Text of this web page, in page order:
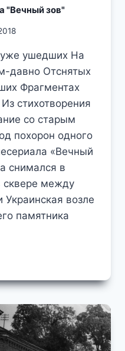
"Вечный зов"
ушедших На
давно Отснятых
Фрагментах
стихотворения
со старым
похорон одного
«Вечный
снимался в
сквере между
возле
памятника